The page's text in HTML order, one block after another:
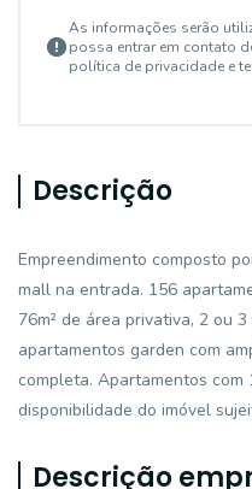
As informações serão
possa entrar em contato
política de privacidade e
Descrição
Empreendimento composto
mall na entrada. 156
76m² de área privativa, 2 ou
apartamentos garden com
completa. Apartamentos com
disponibilidade do imóvel
Descrição